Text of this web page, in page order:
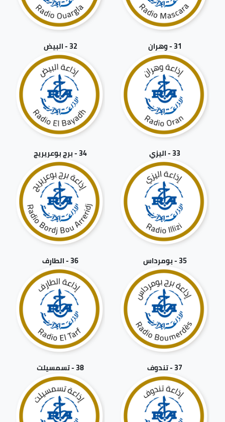
31 - وهران 32 - البيض
33 - اليزي 34 - برج بوعريريج
35 - بومرداس 36 - الطارف
37 - تندوف 38 - تسمسيلت